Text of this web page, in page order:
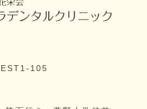
105